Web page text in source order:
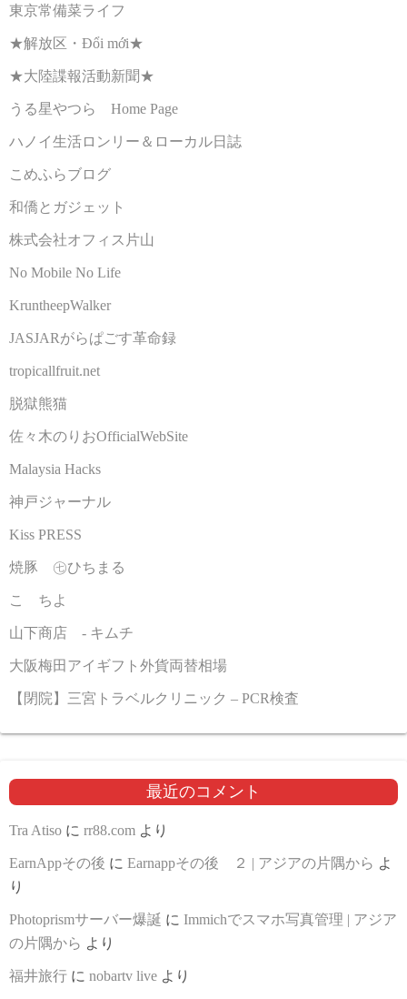
東京常備菜ライフ
★解放区・Đổi mới★
★大陸諜報活動新聞★
うる星やつら Home Page
ハノイ生活ロンリー＆ローカル日誌
こめふらブログ
和僑とガジェット
株式会社オフィス片山
No Mobile No Life
KruntheepWalker
JASJARがらぱごす革命録
tropicallfruit.net
脱獄熊猫
佐々木のりおOfficialWebSite
Malaysia Hacks
神戸ジャーナル
Kiss PRESS
焼豚 ㊆ひちまる
こゝちよ
山下商店 - キムチ
大阪梅田アイギフト外貨両替相場
【閉院】三宮トラベルクリニック – PCR検査
最近のコメント
Tra Atiso に rr88.com より
EarnAppその後 に Earnappその後 ２ | アジアの片隅から よ
り
Photoprismサーバー爆誕 に Immichでスマホ写真管理 | アジア
の片隅から より
福井旅行 に nobartv live より